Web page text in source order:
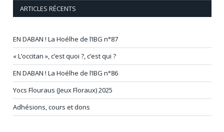
ARTICLES RÉCENTS
EN DABAN ! La Hoélhe de l’IBG n°87
« L’occitan », c’est quoi ?, c’est qui ?
EN DABAN ! La Hoélhe de l’IBG n°86
Yocs Flouraus (Jeux Floraux) 2025
Adhésions, cours et dons